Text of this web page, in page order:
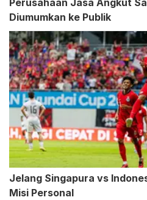
Perusahaan Jasa Angkut
Diumumkan ke Publik
Jelang Singapura vs
Misi Personal